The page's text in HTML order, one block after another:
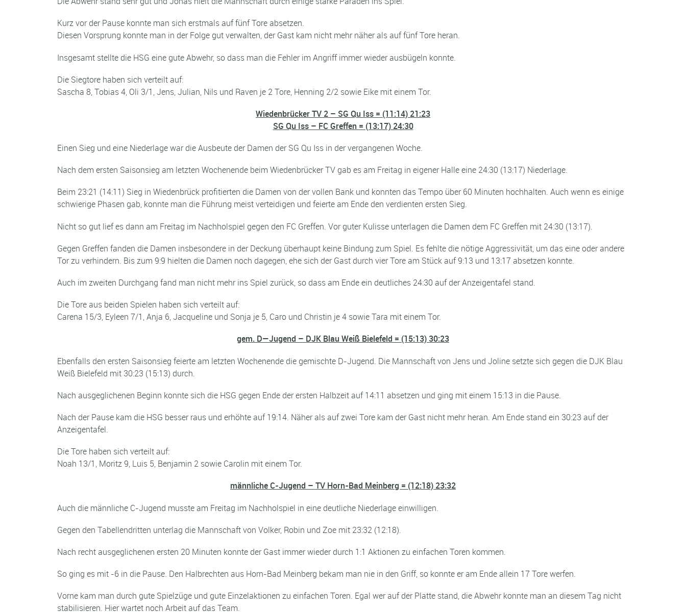
Kurz vor der Pause konnte man sich erstmals auf fünf Tore absetzen.
Diesen Vorsprung konnte man in der Folge gut verwalten, der Gast kam nicht mehr näher als auf fünf Tore heran.
Insgesamt stellte die HSG eine gute Abwehr, so dass man die Fehler im Angriff immer wieder ausbügeln konnte.
Die Siegtore haben sich verteilt auf:
Sascha 8, Tobias 4, Oli 3/1, Jens, Julian, Nils und Raven je 2 Tore, Henning 2/2 sowie Eike mit einem Tor.
Wiedenbrücker TV 2 – SG Qu Iss = (11:14) 21:23
SG Qu Iss – FC Greffen = (13:17) 24:30
Einen Sieg und eine Niederlage war die Ausbeute der Damen der SG Qu Iss in der vergangenen Woche.
Nach dem ersten Saisonsieg am letzten Wochenende beim Wiedenbrücker TV gab es am Freitag in eigener Halle eine 24:30 (13:17) Niederlage.
Beim 23:21 (14:11) Sieg in Wiedenbrück profitierten die Damen von der vollen Bank und konnten das Tempo über 60 Minuten hochhalten. Auch wenn es einige
schwierige Phasen gab, konnte man die Führung meist verteidigen und feierte am Ende den verdienten ersten Sieg.
Nicht so gut lief es dann am Freitag im Nachholspiel gegen den FC Greffen. Vor guter Kulisse unterlagen die Damen dem FC Greffen mit 24:30 (13:17).
Gegen Greffen fanden die Damen insbesondere in der Deckung überhaupt keine Bindung zum Spiel. Es fehlte die nötige Aggressivität, um das eine oder andere
Tor zu verhindern. Bis zum 9:9 hielten die Damen noch dagegen, ehe sich der Gast durch vier Tore am Stück auf 9:13 und 13:17 absetzen konnte.
Auch im zweiten Durchgang fand man nicht mehr ins Spiel zurück, so dass am Ende ein deutliches 24:30 auf der Anzeigentafel stand.
Die Tore aus beiden Spielen haben sich verteilt auf:
Carena 15/3, Eyleen 7/1, Anja 6, Jacqueline und Sonja je 5, Caro und Christin je 4 sowie Tara mit einem Tor.
gem. D—Jugend – DJK Blau Weiß Bielefeld = (15:13) 30:23
Ebenfalls den ersten Saisonsieg feierte am letzten Wochenende die gemischte D-Jugend. Die Mannschaft von Jens und Joline setzte sich gegen die DJK Blau
Weiß Bielefeld mit 30:23 (15:13) durch.
Nach ausgeglichenen Beginn konnte sich die HSG gegen Ende der ersten Halbzeit auf 14:11 absetzen und ging mit einem 15:13 in die Pause.
Nach der Pause kam die HSG besser raus und erhöhte auf 19:14. Näher als auf zwei Tore kam der Gast nicht mehr heran. Am Ende stand ein 30:23 auf der
Anzeigentafel.
Die Tore haben sich verteilt auf:
Noah 13/1, Moritz 9, Luis 5, Benjamin 2 sowie Carolin mit einem Tor.
männliche C-Jugend – TV Horn-Bad Meinberg = (12:18) 23:32
Auch die männliche C-Jugend musste am Freitag im Nachholspiel in eine deutliche Niederlage einwilligen.
Gegen den Tabellendritten unterlag die Mannschaft von Volker, Robin und Zoe mit 23:32 (12:18).
Nach recht ausgeglichenen ersten 20 Minuten konnte der Gast immer wieder durch 1:1 Aktionen zu einfachen Toren kommen.
So ging es mit -6 in die Pause. Den Halbrechten aus Horn-Bad Meinberg bekam man nie in den Griff, so konnte er am Ende allein 17 Tore werfen.
Vorne kam man durch gute Spielzüge und gute Einzelaktionen zu einfachen Toren. Egal wer auf der Platte stand, die Abwehr konnte man an diesem Tag nicht
stabilisieren. Hier wartet noch Arbeit auf das Team.